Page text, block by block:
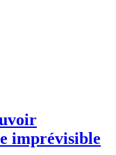
imprévisible